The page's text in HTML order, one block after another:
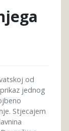
od
jednog
Stjecajem